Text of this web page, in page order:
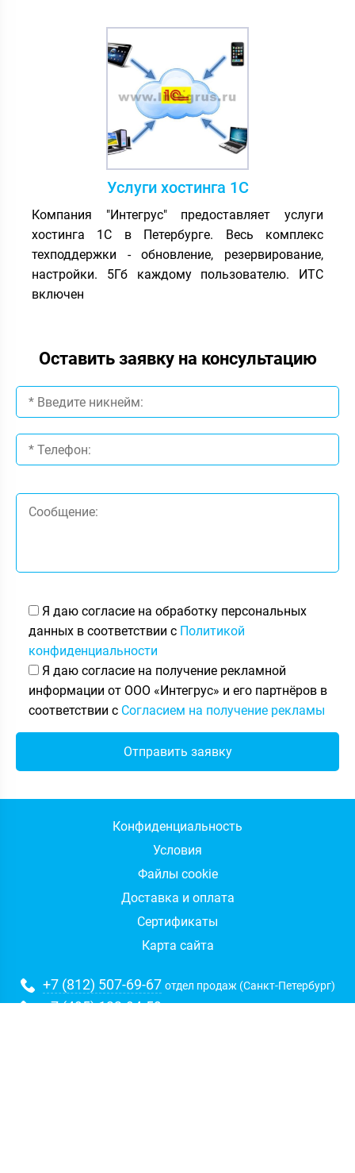
Услуги хостинга 1С
Компания "Интегрус" предоставляет услуги
хостинга 1С в Петербурге. Весь комплекс
техподдержки - обновление, резервирование,
настройки. 5Гб каждому пользователю. ИТС
включен
Оставить заявку на консультацию
Я даю согласие на обработку персональных
данных в соответствии с Политикой
конфиденциальности
Я даю согласие на получение рекламной
информации от ООО «Интегрус» и его партнёров в
соответствии с Согласием на получение рекламы
Конфиденциальность
Условия
Файлы cookie
Доставка и оплата
Сертификаты
Карта сайта
+7 (812) 507-69-67 отдел продаж (Санкт-Петербург)
+7 (495) 133-94-59